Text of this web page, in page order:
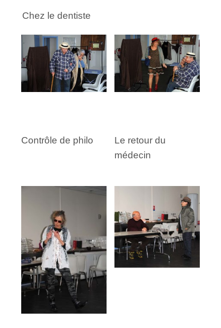
Chez le dentiste
Contrôle de philo
Le retour du
médecin